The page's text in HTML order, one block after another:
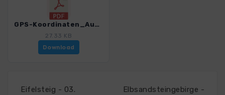
GPS-Koordinaten_Ausgangspunkte_WF_Elba_4482_5.pdf
27.33 KB
Download
Eifelsteig - 03.
Elbsandsteingebirge -